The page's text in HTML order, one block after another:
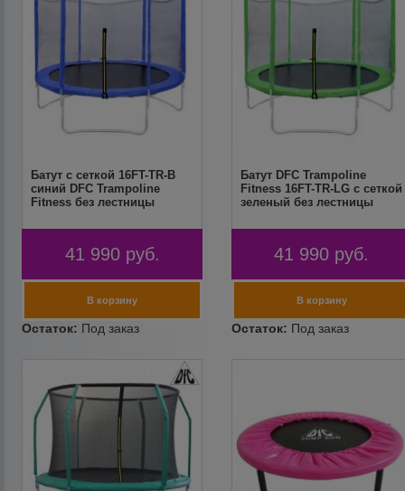
Батут с сеткой 16FT-TR-B
синий DFC Trampoline
Fitness без лестницы
41 990 руб.
Батут DFC Trampoline
Fitness 16FT-TR-LG с сеткой
зеленый без лестницы
41 990 руб.